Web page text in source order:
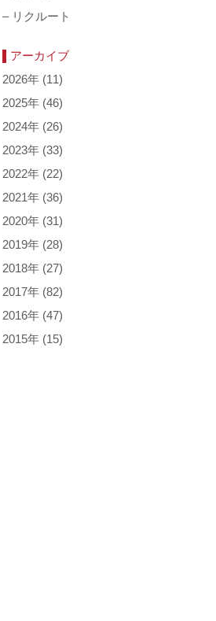
– リクルート
アーカイブ
2026年 (11)
2025年 (46)
2024年 (26)
2023年 (33)
2022年 (22)
2021年 (36)
2020年 (31)
2019年 (28)
2018年 (27)
2017年 (82)
2016年 (47)
2015年 (15)